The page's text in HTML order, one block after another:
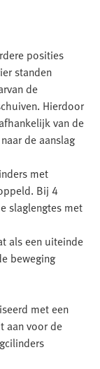
posities
standen
de
Hierdoor
van de
de aanslag
met
Bij 4
slaglengtes met
als een uiteinde
beweging
met een
aan voor de